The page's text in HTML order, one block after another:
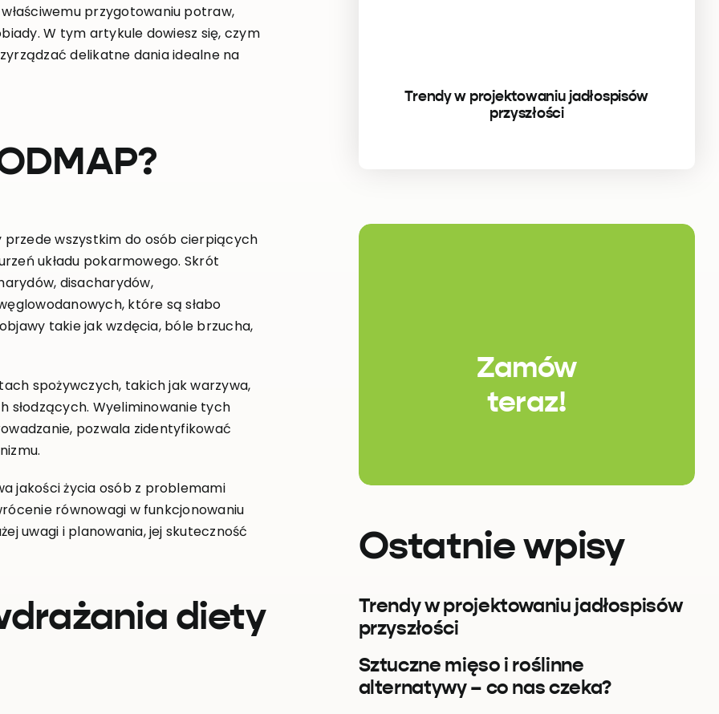
Trendy w projektowaniu jadłospisów
przyszłości
przygotowaniu potraw,
W tym artykule dowiesz się, czym
delikatne dania idealne na
przede wszystkim do osób cierpiących
układu pokarmowego. Skrót
disacharydów,
które są słabo
takie jak wzdęcia, bóle brzucha,
spożywczych, takich jak warzywa,
słodzących. Wyeliminowanie tych
pozwala zidentyfikować
jakości życia osób z problemami
równowagi w funkcjonowaniu
uwagi i planowania, jej skuteczność
diety
Zamów
teraz!
Ostatnie wpisy
Trendy w projektowaniu jadłospisów
przyszłości
Sztuczne mięso i roślinne
alternatywy – co nas czeka?